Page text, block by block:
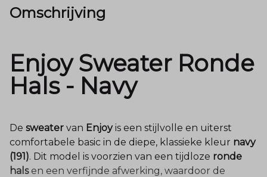
Omschrijving
Enjoy Sweater Ronde
Hals - Navy
De sweater van Enjoyis een stijlvolle en uiterst
comfortabele basic in de diepe, klassieke kleur navy
(191). Dit model is voorzien van een tijdloze ronde
halsen een verfijnde afwerking, waardoor de